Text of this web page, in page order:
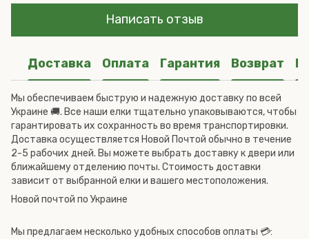
Написать отзыв
Доставка Оплата Гарантия Возврат
Мы обеспечиваем быструю и надежную доставку по всей
Украине 🚚. Все наши елки тщательно упаковываются, чтобы
гарантировать их сохранность во время транспортировки.
Доставка осуществляется Новой Почтой обычно в течение
2-5 рабочих дней. Вы можете выбрать доставку к двери или
ближайшему отделению почты. Стоимость доставки
зависит от выбранной елки и вашего местоположения.
Новой почтой по Украине
Мы предлагаем несколько удобных способов оплаты 💳: